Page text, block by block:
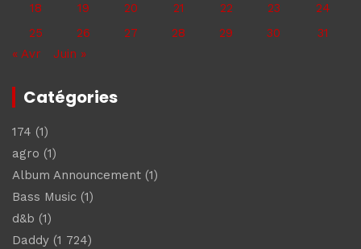
18
19 20 21 22 23
24
25
26 27 28 29 30
31
« Avr
Juin »
Catégories
174 (1)
agro (1)
Album Announcement (1)
Bass Music (1)
d&b (1)
Daddy (1 724)